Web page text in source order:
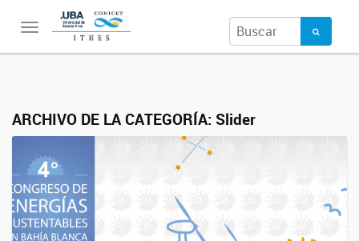
Toggle
ARCHIVO DE LA CATEGORÍA: Slider